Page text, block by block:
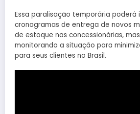
Essa paralisação temporária poderá
cronogramas de entrega de novos
de estoque nas concessionárias,
monitorando a situação para
para seus clientes no Brasil.